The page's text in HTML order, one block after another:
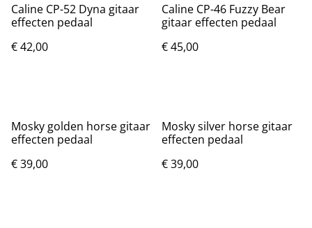
Caline CP-52 Dyna gitaar
effecten pedaal
€ 42,00
Caline CP-46 Fuzzy Bear
gitaar effecten pedaal
€ 45,00
Mosky golden horse gitaar
effecten pedaal
€ 39,00
Mosky silver horse gitaar
effecten pedaal
€ 39,00